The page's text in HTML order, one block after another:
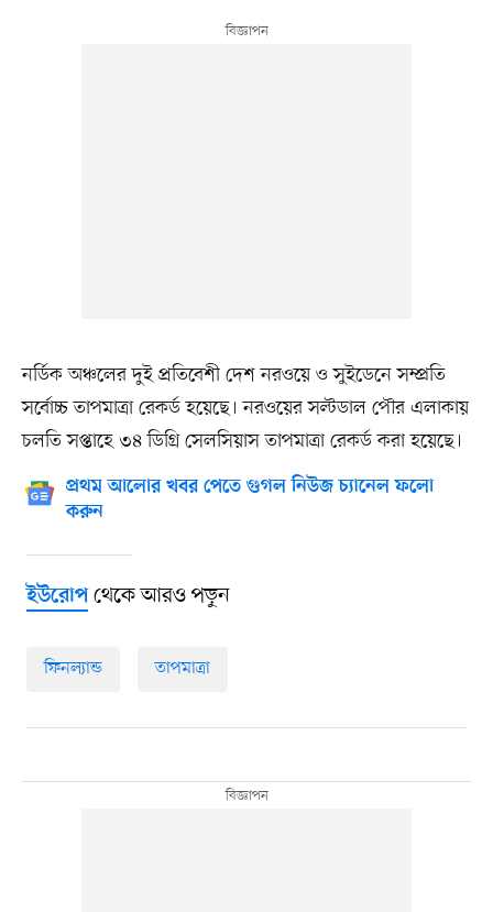
নর্ডিক অঞ্চলের দুই প্রতিবেশী দেশ নরওয়ে ও সুইডেনে সম্প্রতি
সর্বোচ্চ তাপমাত্রা রেকর্ড হয়েছে। নরওয়ের সল্টডাল পৌর এলাকায়
চলতি সপ্তাহে ৩৪ ডিগ্রি সেলসিয়াস তাপমাত্রা রেকর্ড করা হয়েছে।
প্রথম আলোর খবর পেতে গুগল নিউজ চ্যানেল ফলো
করুন
ইউরোপথেকে আরও পড়ুন
ফিনল্যান্ড তাপমাত্রা